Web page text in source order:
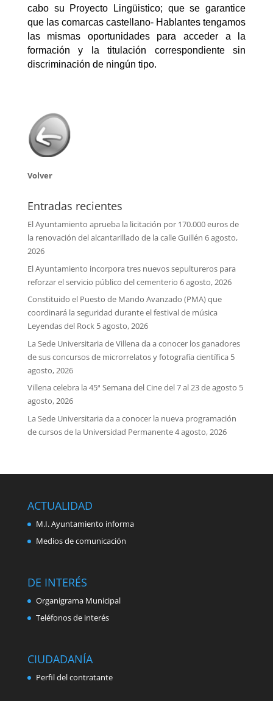
cabo su Proyecto Lingüistico; que se garantice
que las comarcas castellano- Hablantes tengamos
las mismas oportunidades para acceder a la
formación y la titulación correspondiente sin
discriminación de ningún tipo.
Volver
Entradas recientes
El Ayuntamiento aprueba la licitación por 170.000 euros de
la renovación del alcantarillado de la calle Guillén 6 agosto,
2026
El Ayuntamiento incorpora tres nuevos sepultureros para
reforzar el servicio público del cementerio 6 agosto, 2026
Constituido el Puesto de Mando Avanzado (PMA) que
coordinará la seguridad durante el festival de música
Leyendas del Rock 5 agosto, 2026
La Sede Universitaria de Villena da a conocer los ganadores
de sus concursos de microrrelatos y fotografía científica 5
agosto, 2026
Villena celebra la 45ª Semana del Cine del 7 al 23 de agosto 5
agosto, 2026
La Sede Universitaria da a conocer la nueva programación
de cursos de la Universidad Permanente4 agosto, 2026
ACTUALIDAD
M.I. Ayuntamiento informa
Medios de comunicación
DE INTERÉS
Organigrama Municipal
Teléfonos de interés
CIUDADANÍA
Perfil del contratante